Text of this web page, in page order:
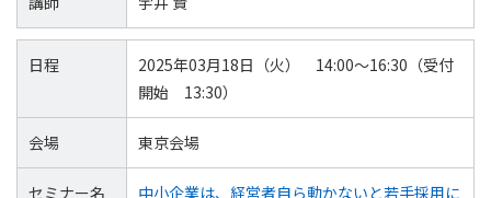
日程
2025年03月18日（火） 14:00～16:30（受付
開始 13:30）
会場 東京会場
セミナー名
中小企業は、経営者自ら動かないと若手採用に